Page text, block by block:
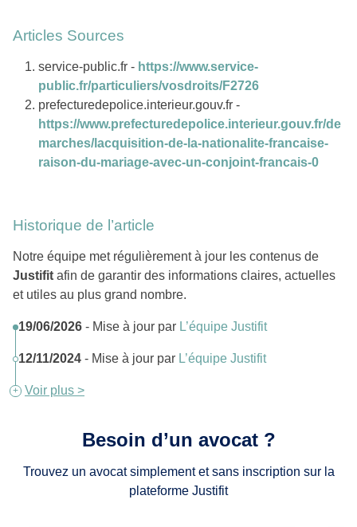
Articles Sources
service-public.fr - https://www.service-
public.fr/particuliers/vosdroits/F2726
prefecturedepolice.interieur.gouv.fr -
https://www.prefecturedepolice.interieur.gouv.fr/de
marches/lacquisition-de-la-nationalite-francaise-
raison-du-mariage-avec-un-conjoint-francais-0
Historique de l’article
Notre équipe met régulièrement à jour les contenus de
Justifit afin de garantir des informations claires, actuelles
et utiles au plus grand nombre.
19/06/2026 - Mise à jour par L’équipe Justifit
12/11/2024 - Mise à jour par L’équipe Justifit
Voir plus >
Besoin d’un avocat ?
Trouvez un avocat simplement et sans inscription sur la
plateforme Justifit